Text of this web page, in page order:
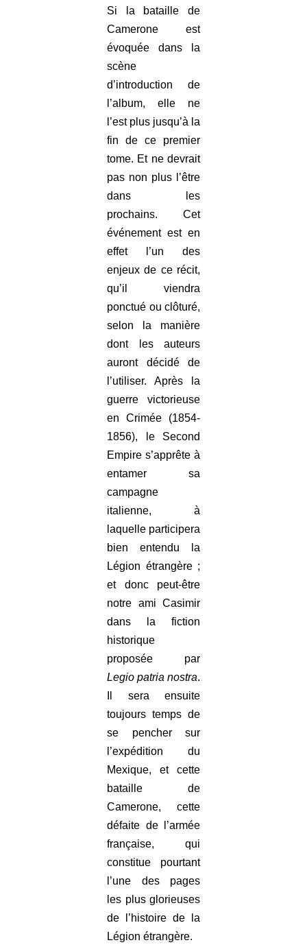
Si la bataille de
Camerone est
évoquée dans la
scène
d’introduction de
l’album, elle ne
l’est plus jusqu’à la
fin de ce premier
tome. Et ne devrait
pas non plus l’être
dans les
prochains. Cet
événement est en
effet l’un des
enjeux de ce récit,
qu’il viendra
ponctué ou clôturé,
selon la manière
dont les auteurs
auront décidé de
l’utiliser. Après la
guerre victorieuse
en Crimée (1854-
1856), le Second
Empire s’apprête à
entamer sa
campagne
italienne, à
laquelle participera
bien entendu la
Légion étrangère ;
et donc peut-être
notre ami Casimir
dans la fiction
historique
proposée par
Legio patria nostra.
Il sera ensuite
toujours temps de
se pencher sur
l’expédition du
Mexique, et cette
bataille de
Camerone, cette
défaite de l’armée
française, qui
constitue pourtant
l’une des pages
les plus glorieuses
de l’histoire de la
Légion étrangère.